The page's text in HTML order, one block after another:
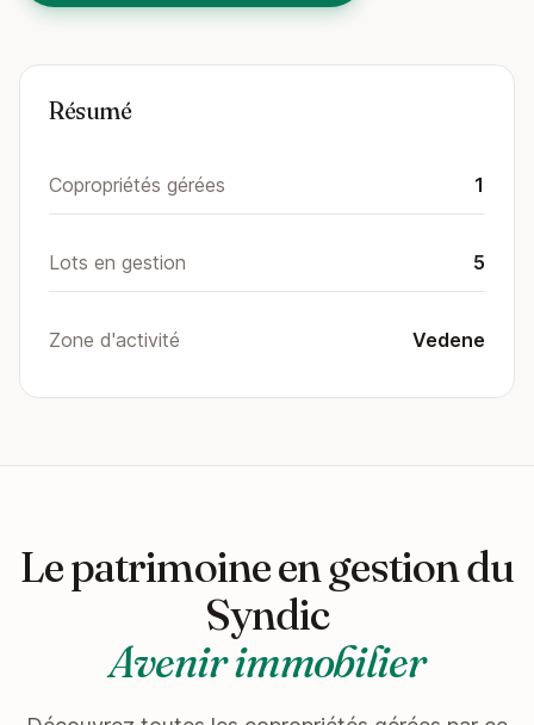
Résumé
Copropriétés gérées 1
Lots en gestion 5
Zone d'activité Vedene
Le patrimoine en gestion du
Syndic
Avenir immobilier